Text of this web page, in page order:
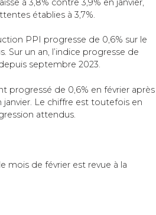
à 3,8% contre 3,9% en janvier,
établies à 3,7%.
PPI progresse de 0,6% sur le
Sur un an, l’indice progresse de
septembre 2023.
progressé de 0,6% en février après
janvier. Le chiffre est toutefois en
attendus.
mois de février est revue à la